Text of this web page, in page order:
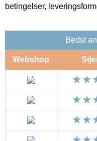
betingelser,
Bedst
Webshop